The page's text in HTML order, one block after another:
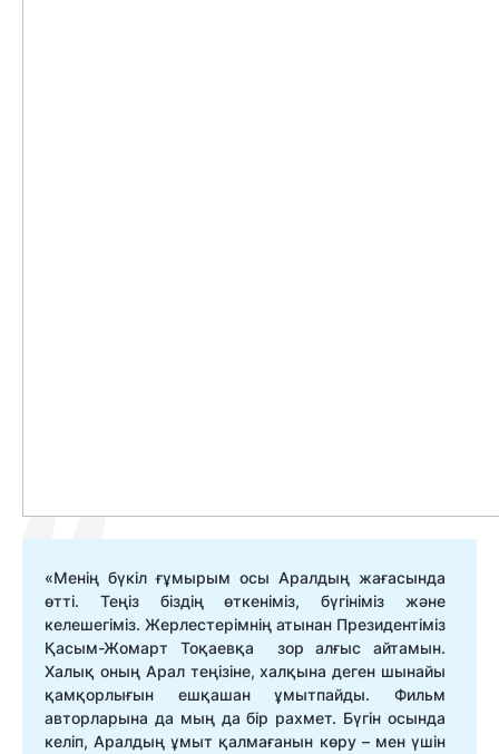
«Менің бүкіл ғұмырым осы Аралдың жағасында
өтті. Теңіз біздің өткеніміз, бүгініміз және
келешегіміз. Жерлестерімнің атынан Президентіміз
Қасым-Жомарт Тоқаевқа зор алғыс айтамын.
Халық оның Арал теңізіне, халқына деген шынайы
қамқорлығын ешқашан ұмытпайды. Фильм
авторларына да мың да бір рахмет. Бүгін осында
келіп, Аралдың ұмыт қалмағанын көру – мен үшін